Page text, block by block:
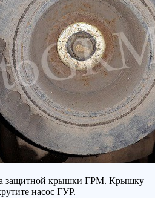
защитной крышки ГРМ. Крышку
насос ГУР.